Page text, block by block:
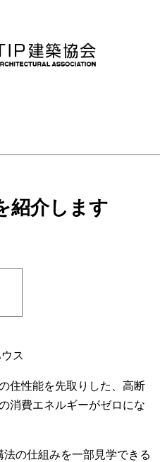
紹介します
ス
住性能を先取りした、高断
消費エネルギーがゼロにな
の仕組みを一部見学できる